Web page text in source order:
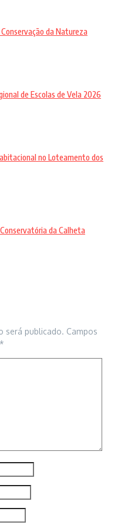
da Natureza
de Escolas de Vela 2026
no Loteamento dos
da Calheta
será publicado. Campos
*